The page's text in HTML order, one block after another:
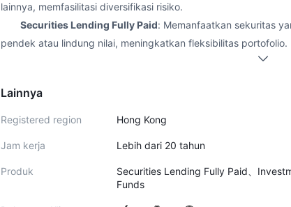
lainnya, memfasilitasi diversifikasi risiko.
Securities Lending Fully Paid: Memanfaatkan sekuritas
pendek atau lindung nilai, meningkatkan fleksibilitas portofolio.
: Menerima strategi
Tai Shing Stock Investment Co. Ltd. menawarkan berbagai
berbeda. Ini termasuk
Akun Tunai dan Margin
yang dirancang untuk entitas bisnis.
Lainnya
Registered region Hong Kong
Jam kerja Lebih dari 20 tahun
Produk
Securities Lending Fully Paid、
Funds